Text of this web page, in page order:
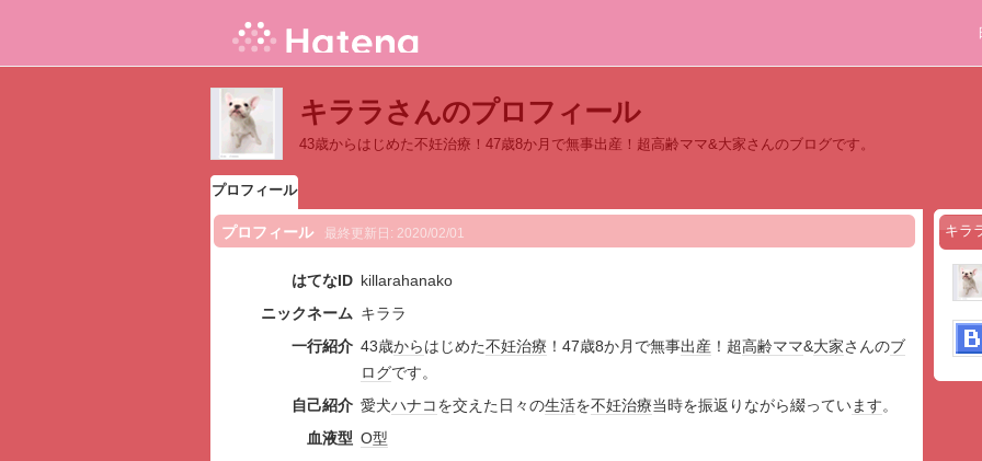
キララさんのプロフィール
43歳からはじめた不妊治療！47歳8か月で無事出産！超高齢ママ&大家さんのブログです。
プロフィール
プロフィール 最終更新日: 2020/02/01
はてなID killarahanako
ニックネーム キララ
一行紹介 43歳からはじめた不妊治療 ！47歳8か月で無事出産 ！超高齢ママ&大家さんのブ
ログです。
自己紹介 愛犬ハナコを交えた日々の生活を不妊治療当時を振返りながら綴っています。
血液型 O型
キラ